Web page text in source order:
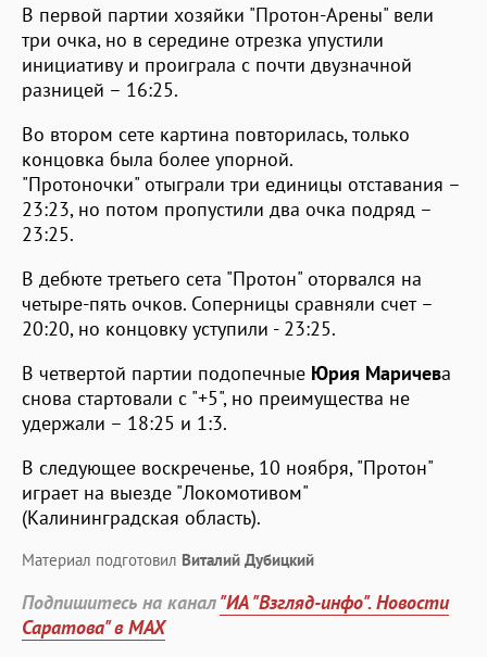
В первой партии хозяйки "Протон-Арены" вели
три очка, но в середине отрезка упустили
инициативу и проиграла с почти двузначной
разницей – 16:25.
Во втором сете картина повторилась, только
концовка была более упорной.
"Протоночки" отыграли три единицы отставания –
23:23, но потом пропустили два очка подряд –
23:25.
В дебюте третьего сета "Протон" оторвался на
четыре-пять очков. Соперницы сравняли счет –
20:20, но концовку уступили - 23:25.
В четвертой партии подопечные Юрия Маричева
снова стартовали с "+5", но преимущества не
удержали – 18:25 и 1:3.
В следующее воскреченье, 10 ноября, "Протон"
играет на выезде "Локомотивом"
(Калининградская область).
Материал подготовил Виталий Дубицкий
Подпишитесь на канал"ИА "Взгляд-инфо". Новости
Саратова" в MAX